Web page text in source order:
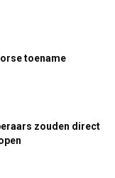
toename
zouden direct